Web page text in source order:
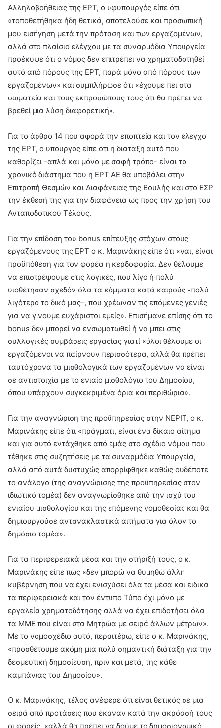
Αλληλοβοήθειας της ΕΡΤ, ο υφυπουργός είπε ότι
«τοποθετήθηκα ήδη θετικά, αποτελούσε και προσωπική
μου εισήγηση μετά την πρόταση και των εργαζομένων,
αλλά στο πλαίσιο ελέγχου με τα συναρμόδια Υπουργεία
προέκυψε ότι ο νόμος δεν επιτρέπει να χρηματοδοτηθεί
αυτό από πόρους της ΕΡΤ, παρά μόνο από πόρους των
εργαζομένων» και συμπλήρωσε ότι «έχουμε πει στα
σωματεία και τους εκπροσώπους τους ότι θα πρέπει να
βρεθεί μια λύση διαφορετική».
Για το άρθρο 14 που αφορά την εποπτεία και τον έλεγχο
της ΕΡΤ, ο υπουργός είπε ότι η διάταξη αυτό που
καθορίζει -απλά και μόνο με σαφή τρόπο- είναι το
χρονικό διάστημα που η ΕΡΤ ΑΕ θα υποβάλει στην
Επιτροπή Θεσμών και Διαφάνειας της Βουλής και στο ΕΣΡ
την έκθεσή της για την διαφάνεια ως προς την χρήση του
Ανταποδοτικού Τέλους.
Για την επίδοση του bonus επίτευξης στόχων στους
εργαζόμενους της ΕΡΤ ο κ. Μαρινάκης είπε ότι «ναι, είναι
προϋπόθεση για τον φορέα η κερδοφορία. Δεν θέλουμε
να επιστρέψουμε στις λογικές, που λίγο ή πολύ
υιοθέτησαν σχεδόν όλα τα κόμματα κατά καιρούς -πολύ
λιγότερο το δικό μας-, που χρέωναν τις επόμενες γενιές
για να γίνουμε ευχάριστοι εμείς». Επισήμανε επίσης ότι το
bonus δεν μπορεί να ενσωματωθεί ή να μπει στις
συλλογικές συμβάσεις εργασίας γιατί «όλοι θέλουμε οι
εργαζόμενοι να παίρνουν περισσότερα, αλλά θα πρέπει
ταυτόχρονα τα μισθολογικά των εργαζομένων να είναι
σε αντιστοιχία με το ενιαίο μισθολόγιο του Δημοσίου,
όπου υπάρχουν συγκεκριμένα όρια και περιθώρια».
Για την αναγνώριση της προϋπηρεσίας στην ΝΕΡΙΤ, ο κ.
Μαρινάκης είπε ότι «πράγματι, είναι ένα δίκαιο αίτημα
και για αυτό εντάχθηκε από εμάς στο σχέδιο νόμου που
τέθηκε στις συζητήσεις με τα συναρμόδια Υπουργεία,
αλλά από αυτά δυστυχώς απορρίφθηκε καθώς ουδέποτε
το ανάλογο (της αναγνώρισης της προϋπηρεσίας στον
ιδιωτικό τομέα) δεν αναγνωρίσθηκε από την ισχύ του
ενιαίου μισθολογίου και της επόμενης νομοθεσίας και θα
δημιουργούσε αντανακλαστικά αιτήματα για όλον το
δημόσιο τομέα».
Για τα περιφερειακά μέσα και την στήριξή τους, ο κ.
Μαρινάκης είπε πως «δεν μπορώ να θυμηθώ άλλη
κυβέρνηση που να έχει ενισχύσει όλα τα μέσα και ειδικά
τα περιφερειακά και τον έντυπο Τύπο όχι μόνο με
εργαλεία χρηματοδότησης αλλά να έχει επιδοτήσει όλα
τα ΜΜΕ που είναι στα Μητρώα με σειρά άλλων μέτρων».
Με το νομοσχέδιο αυτό, περαιτέρω, είπε ο κ. Μαρινάκης,
«προσθέτουμε ακόμη μια πολύ σημαντική διάταξη για την
δεσμευτική δημοσίευση, πριν και μετά, της κάθε
καμπάνιας του Δημοσίου».
Ο κ. Μαρινάκης, τέλος ανέφερε ότι είναι θετικός σε μια
σειρά από προτάσεις που έκαναν κατά την ακρόασή τους
οι φορείς, «αλλά θα πρέπει να δούμε το δημοσιονομικό